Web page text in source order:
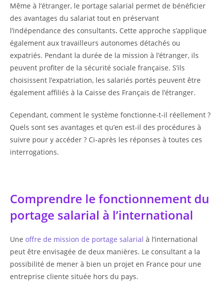
Même à l’étranger, le portage salarial permet de bénéficier
des avantages du salariat tout en préservant
l’indépendance des consultants. Cette approche s’applique
également aux travailleurs autonomes détachés ou
expatriés. Pendant la durée de la mission à l’étranger, ils
peuvent profiter de la sécurité sociale française. S’ils
choisissent l’expatriation, les salariés portés peuvent être
également affiliés à la Caisse des Français de l’étranger.
Cependant, comment le système fonctionne-t-il réellement ?
Quels sont ses avantages et qu’en est-il des procédures à
suivre pour y accéder ? Ci-après les réponses à toutes ces
interrogations.
Comprendre le fonctionnement du
portage salarial à l’international
Une offre de mission de portage salarial à l’international
peut être envisagée de deux manières. Le consultant a la
possibilité de mener à bien un projet en France pour une
entreprise cliente située hors du pays.